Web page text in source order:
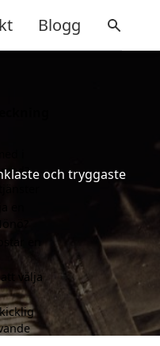
Blogg
och tryggaste
i
en
en
välja